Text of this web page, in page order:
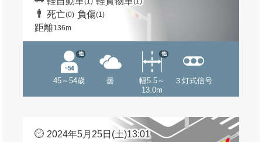
死亡(0) 負傷(1)
距離136m
45～54歳
他
曇
幅5.5～
13.0m
他
３灯式信号
2024年5月25日(土)13:01